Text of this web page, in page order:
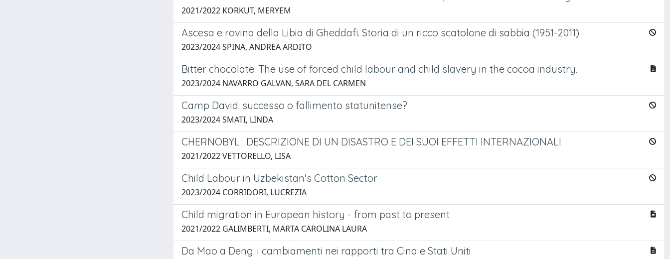
2021/2022 KORKUT, MERYEM
Ascesa e rovina della Libia di Gheddafi. Storia di un ricco scatolone di sabbia (1951-2011)
2023/2024 SPINA, ANDREA ARDITO
Bitter chocolate: The use of forced child labour and child slavery in the cocoa industry.
2023/2024 NAVARRO GALVAN, SARA DEL CARMEN
Camp David: successo o fallimento statunitense?
2023/2024 SMATI, LINDA
CHERNOBYL : DESCRIZIONE DI UN DISASTRO E DEI SUOI EFFETTI INTERNAZIONALI
2021/2022 VETTORELLO, LISA
Child Labour in Uzbekistan's Cotton Sector
2023/2024 CORRIDORI, LUCREZIA
Child migration in European history - from past to present
2021/2022 GALIMBERTI, MARTA CAROLINA LAURA
Da Mao a Deng: i cambiamenti nei rapporti tra Cina e Stati Uniti